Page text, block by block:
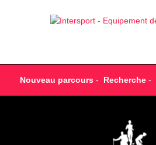
Nouveau parcours- Recherche-